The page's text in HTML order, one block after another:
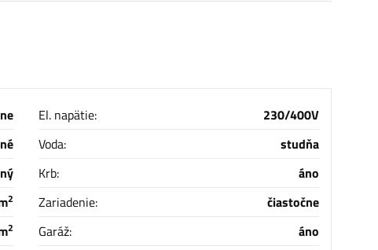
2
2
El. napätie:
230/400V
Voda:
studňa
Krb:
áno
Zariadenie:
čiastočne
Garáž:
áno